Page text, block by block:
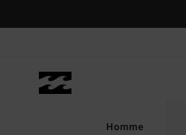
Homme